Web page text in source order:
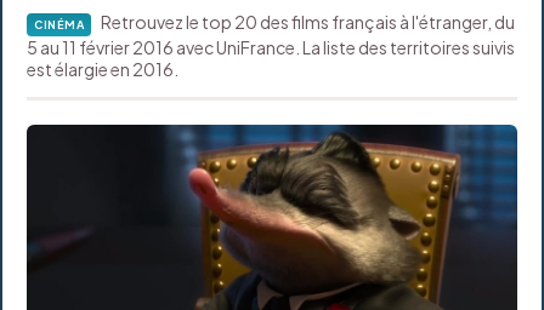
CINÉMA
Retrouvez le top 20 des films français à l'étranger, du
5 au 11 février 2016 avec UniFrance. La liste des territoires suivis
est élargie en 2016.